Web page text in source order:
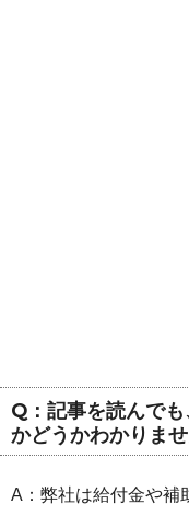
Q：記事を読んで
かどうかわかりま
A：弊社は給付金や補